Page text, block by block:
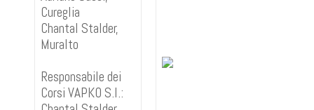
Cureglia
Chantal Stalder,
Muralto
Responsabile dei
Corsi VAPKO S.I.: